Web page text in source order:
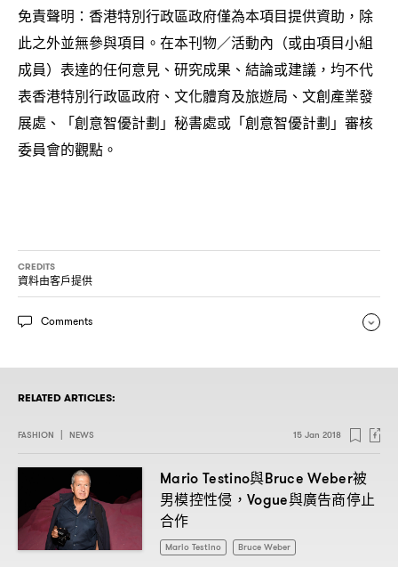
免責聲明 ： 香港特別行政區政府僅為本項目提供資助 ， 除
此之外並無參與項目。在本刊物／活動內 （或由項目小組
成員） 表達的任何意見、研究成果、結論或建議 ， 均不代
表香港特別行政區政府、文化體育及旅遊局、文創產業發
展處、「創意智優計劃」秘書處或「創意智優計劃」審核
委員會的觀點。
CREDITS
資料由客戶提供
Comments
RELATED ARTICLES:
FASHION NEWS 15 Jan 2018
Mario Testino與Bruce Weber被
男模控性侵 ，Vogue與廣告商停止
合作
Mario Testino Bruce Weber